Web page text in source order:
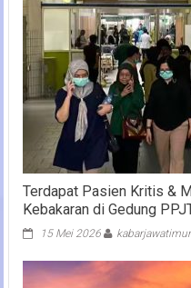
Terdapat Pasien Kritis &
Kebakaran di Gedung
15 Mei 2026 kabarjawatimur